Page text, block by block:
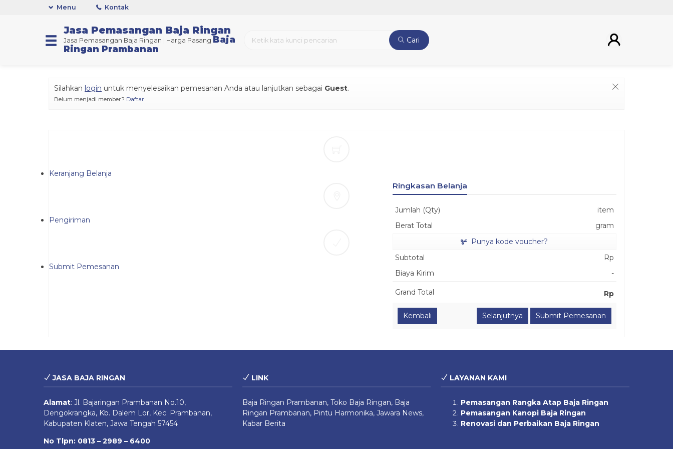
Menu Kontak
Jasa Pemasangan Baja Ringan
Jasa Pemasangan Baja Ringan | Harga Pasang Baja
Ringan Prambanan
Cari
Silahkan login untuk menyelesaikan pemesanan Anda atau lanjutkan sebagai Guest.
Belum menjadi member? Daftar
Keranjang Belanja
Pengiriman
Submit Pemesanan
Ringkasan Belanja
Jumlah (Qty)
item
Berat Total
gram
Punya kode voucher?
Subtotal
Rp
Biaya Kirim
-
Grand Total Rp
Submit Pemesanan
JASA BAJA RINGAN
Alamat: Jl. Bajaringan Prambanan No.10,
Dengokrangka, Kb. Dalem Lor, Kec. Prambanan,
Kabupaten Klaten, Jawa Tengah 57454
No Tlpn: 0813 – 2989 – 6400
LINK
Baja Ringan Prambanan, Toko Baja Ringan, Baja
Ringan Prambanan, Pintu Harmonika, Jawara News,
Kabar Berita
LAYANAN KAMI
Pemasangan Rangka Atap Baja Ringan
Pemasangan Kanopi Baja Ringan
Renovasi dan Perbaikan Baja Ringan